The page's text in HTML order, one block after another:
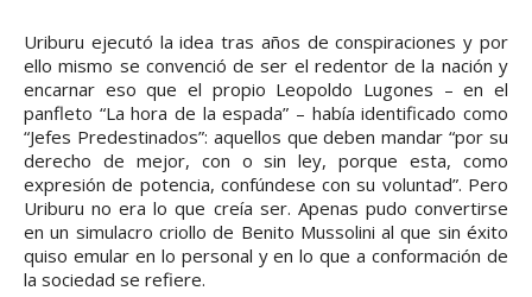
Uriburu ejecutó la idea tras años de conspiraciones y por
ello mismo se convenció de ser el redentor de la nación y
encarnar eso que el propio Leopoldo Lugones – en el
panfleto “La hora de la espada” – había identificado como
“Jefes Predestinados”: aquellos que deben mandar “por su
derecho de mejor, con o sin ley, porque esta, como
expresión de potencia, confúndese con su voluntad”. Pero
Uriburu no era lo que creía ser. Apenas pudo convertirse
en un simulacro criollo de Benito Mussolini al que sin éxito
quiso emular en lo personal y en lo que a conformación de
la sociedad se refiere.